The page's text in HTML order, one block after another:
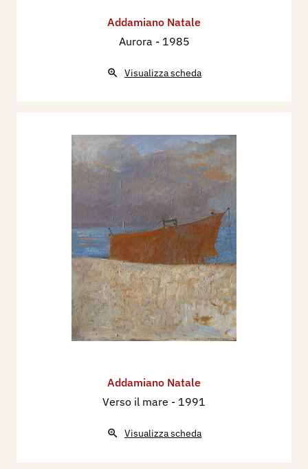
Addamiano Natale
Aurora - 1985
Visualizza scheda
Addamiano Natale
Verso il mare - 1991
Visualizza scheda